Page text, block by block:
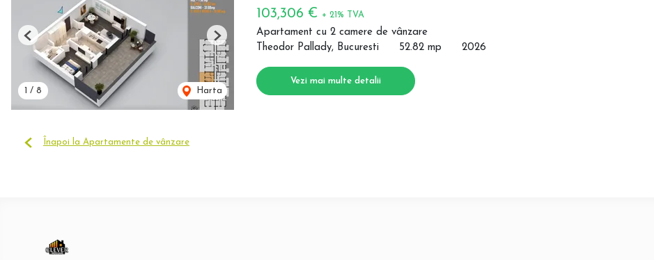
/ 8 Harta
Previous Next
103,306 € + 21% TVA
Apartament cu 2 camere de vânzare
Theodor Pallady, Bucuresti
52.82 mp 2026
Vezi mai multe detalii
Înapoi la Apartamente de vânzare